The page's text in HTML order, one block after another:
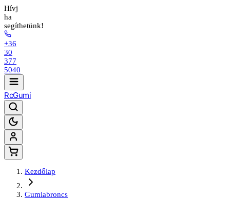
Hívj
ha
segíthetünk!
+36
30
377
5040
RcGumi
Kezdőlap
Gumiabroncs